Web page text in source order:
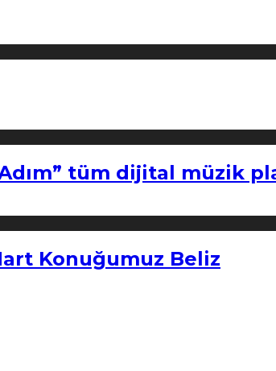
tüm dijital müzik
Konuğumuz Beliz